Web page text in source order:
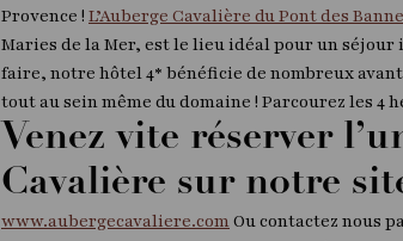
Provence ! L’Auberge Cavalière du Pont des
Maries de la Mer, est le lieu idéal pour un
faire, notre hôtel 4* bénéficie de nombreux
tout au sein même du domaine ! Parcourez les 4
Venez vite réserver
Cavalière sur notre
www.aubergecavaliere.comOu contactez nous